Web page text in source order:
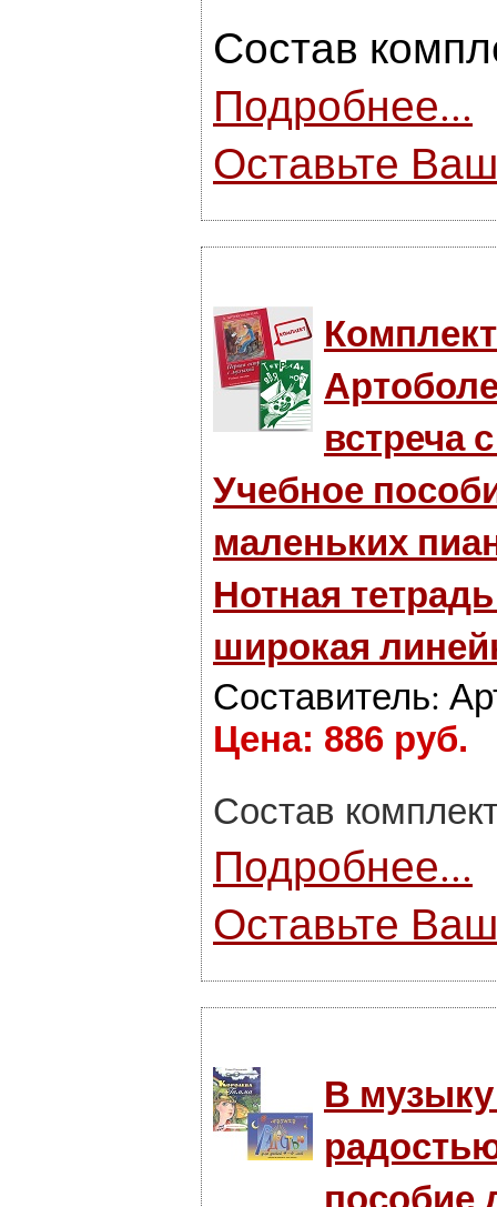
Состав
Подробнее...
Оставьте
встреча
Учебное
маленьких
Нотная
широкая
Составитель:
Цена: 886 руб.
Состав
Подробнее...
Оставьте
В